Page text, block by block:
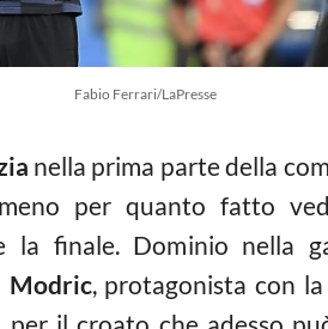
Fabio Ferrari/LaPresse
nella prima parte della
per quanto fatto
la finale. Dominio nella
Modric, protagonista con